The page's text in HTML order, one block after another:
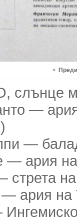
«
слънце
—
—
ария
ария на